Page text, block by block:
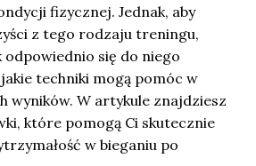
fizycznej. Jednak, aby
z tego rodzaju treningu,
się do niego
techniki mogą pomóc w
wyników. W artykule znajdziesz
które pomogą Ci skutecznie
w bieganiu po